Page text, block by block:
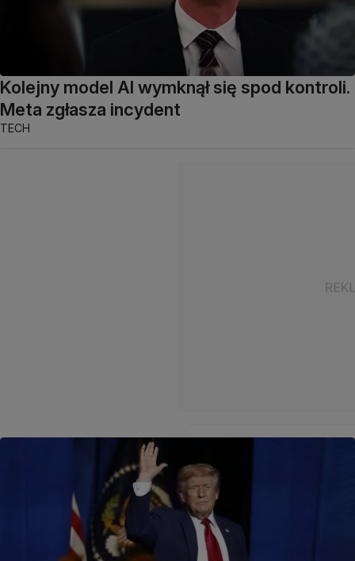
Kolejny model AI wymknął się spod kontroli.
Meta zgłasza incydent
TECH